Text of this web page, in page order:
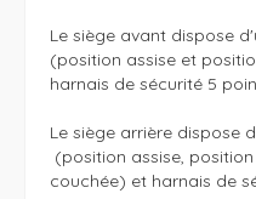
Le siège avant dispose
(position assise et
harnais de sécurité 5
Le siège arrière dispose
couchée) et harnais de